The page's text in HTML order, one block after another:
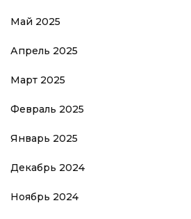
Май 2025
Апрель 2025
Март 2025
Февраль 2025
Январь 2025
Декабрь 2024
Ноябрь 2024